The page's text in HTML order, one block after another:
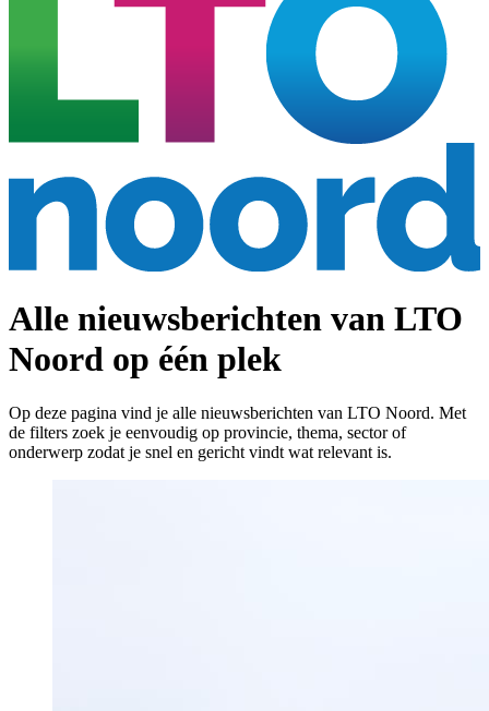
Alle nieuwsberichten van LTO
Noord op één plek
Op deze pagina vind je alle nieuwsberichten van LTO Noord. Met
de filters zoek je eenvoudig op provincie, thema, sector of
onderwerp zodat je snel en gericht vindt wat relevant is.